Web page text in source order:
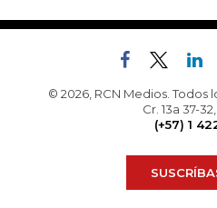
© 2026, RCN Medios. Todos
Cr. 13a 37-
(+57) 1